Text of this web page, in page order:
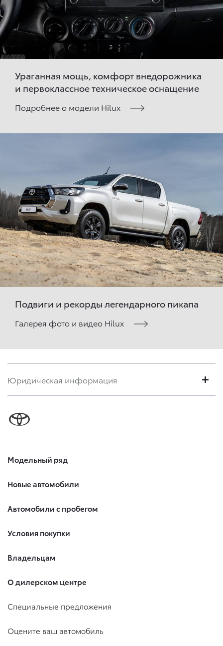
Ураганная мощь, комфорт внедорожника
и первоклассное техническое оснащение
Подробнее о модели Hilux
Подвиги и рекорды легендарного пикапа
Галерея фото и видео Hilux
Юридическая информация
Модельный ряд
Новые автомобили
Автомобили с пробегом
Условия покупки
Владельцам
О дилерском центре
Специальные предложения
Оцените ваш автомобиль